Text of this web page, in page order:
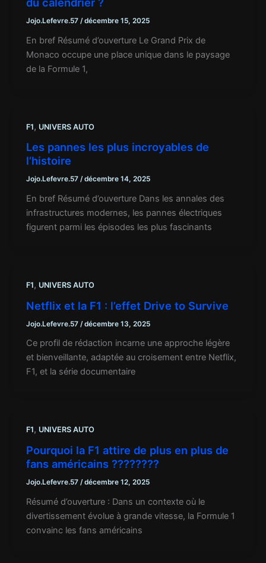
Jojo.Lefevre.57/décembre 15, 2025
En bref Résumé d’ouverture Le Grand Prix de
Monaco occupe une place unique dans le paysage
de la Formule 1,
F1, UNIVERS AUTO
Les pannes les plus incroyables de
l’histoire
Jojo.Lefevre.57/décembre 14, 2025
En bref Résumé d’ouverture Dans les annales des
infrastructures modernes, les pannes électriques
figurent parmi les épisodes les plus fascinants
F1, UNIVERS AUTO
Netflix et la F1 : l’effet Drive to Survive
Jojo.Lefevre.57 /décembre 13, 2025
Ce profil de rédaction incarne une approche légère
et bienveillante, adaptée au croisement entre Netflix,
F1, et la série documentaire
F1, UNIVERS AUTO
Pourquoi la F1 attire de plus en plus de
fans américains ????????
Jojo.Lefevre.57/décembre 12, 2025
Résumé d’ouverture : Dans un contexte où le
divertissement évolue à grande vitesse, la Formule 1
convainc les fans américains